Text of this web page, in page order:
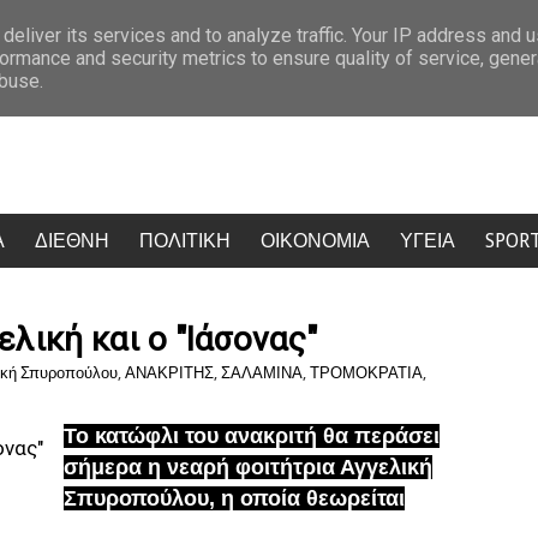
στη Ψάθα: Το αμοντάριστο βίντεο της σύγκρουσης των ελικοπτέρων
ΔΙΕΘΝΗ ΠΟΛΙΤΙΚΗ ΟΙΚΟΝΟΜΙΑ ΥΓΕΙΑ
και ο "Ιάσονας"
Σπυροπούλου, ΑΝΑΚΡΙΤΗΣ, ΣΑΛΑΜΙΝΑ, ΤΡΟΜΟΚΡΑΤΙΑ,
Το κατώφλι του ανακριτή θα περάσει
σήμερα η νεαρή φοιτήτρια Αγγελική
Σπυροπούλου, η οποία θεωρείται
its services and to analyze traffic. Your IP address and
and security metrics to ensure quality of service,